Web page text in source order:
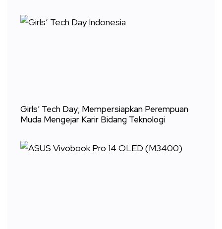
Girls’ Tech Day; Mempersiapkan Perempuan
Muda Mengejar Karir Bidang Teknologi